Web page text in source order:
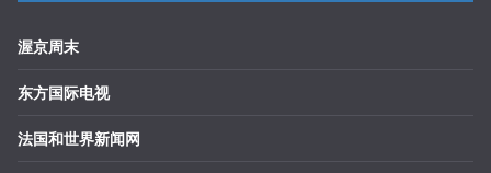
渥京周末
东方国际电视
法国和世界新闻网